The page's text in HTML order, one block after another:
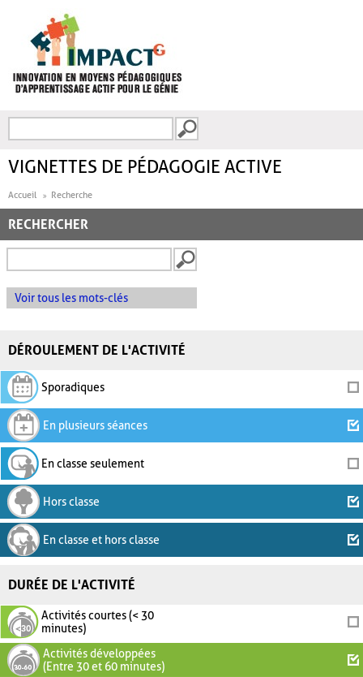
FORMULAIRE DE
VIGNETTES DE PÉDAGOGIE ACTIVE
Accueil Recherche
RECHERCHER
Voir tous les mots-clés
DÉROULEMENT DE L'ACTIVITÉ
Sporadiques
En plusieurs séances
En classe seulement
Hors classe
En classe et hors classe
DURÉE DE L'ACTIVITÉ
Activités courtes (< 30
minutes)
Activités développées
(Entre 30 et 60 minutes)